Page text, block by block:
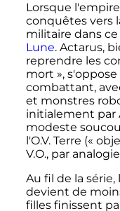
Lorsque
conquêtes vers
militaire dans
Lune. Actarus,
reprendre les
mort »,
combattant,
et monstres
initialement par
modeste
l'O.V. Terre («
V.O., par
Au fil de la
devient de
filles finissent